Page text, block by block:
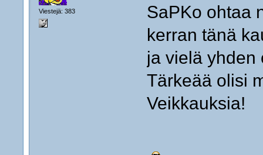
Viestejä: 383
SaPKo ohtaa
kerran tänä
ja vielä yhden
Tärkeää olisi
Veikkauksia!